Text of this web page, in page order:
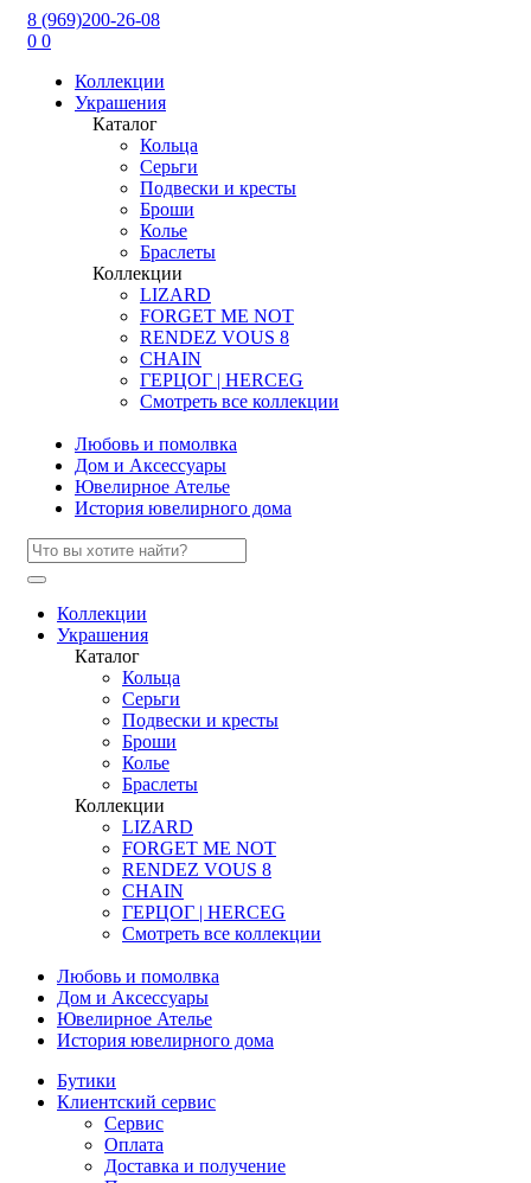
8 (969)200-26-08
0 0
Коллекции
Украшения
Каталог
Кольца
Серьги
Подвески и кресты
Броши
Колье
Браслеты
Коллекции
LIZARD
FORGET ME NOT
RENDEZ VOUS 8
CHAIN
ГЕРЦОГ | HERCEG
Смотреть все коллекции
Любовь и помолвка
Дом и Аксессуары
Ювелирное Ателье
История ювелирного дома
Коллекции
Украшения
Каталог
Кольца
Серьги
Подвески и кресты
Броши
Колье
Браслеты
Коллекции
LIZARD
FORGET ME NOT
RENDEZ VOUS 8
CHAIN
ГЕРЦОГ | HERCEG
Смотреть все коллекции
Любовь и помолвка
Дом и Аксессуары
Ювелирное Ателье
История ювелирного дома
Бутики
Клиентский сервис
Сервис
Оплата
Доставка и получение